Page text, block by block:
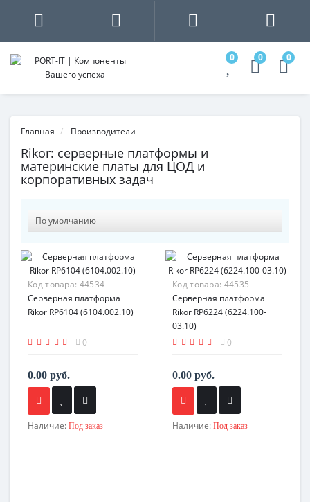
0 0 0
Главная Производители
Rikor: серверные платформы и
материнские платы для ЦОД и
корпоративных задач
Код товара: 44534
Серверная платформа
Rikor RP6104 (6104.002.10)
0
0.00 руб.
Наличие: Под заказ
Код товара: 44535
Серверная платформа
Rikor RP6224 (6224.100-
03.10)
0
0.00 руб.
Наличие: Под заказ